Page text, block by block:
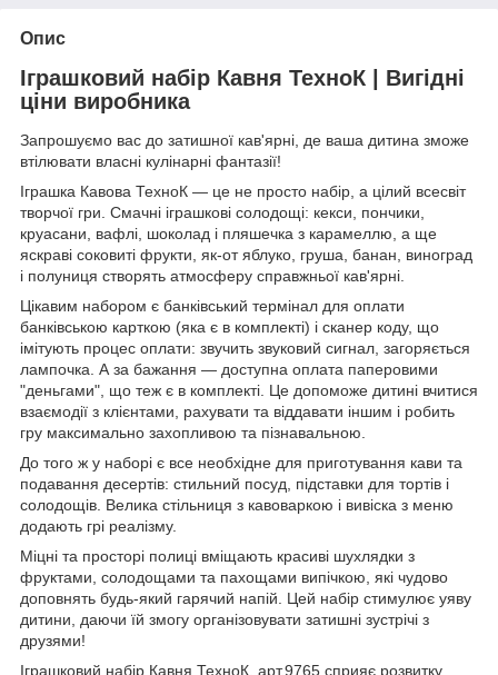
Опис
Іграшковий набір Кавня ТехноК | Вигідні
ціни виробника
Запрошуємо вас до затишної кав'ярні, де ваша дитина зможе
втілювати власні кулінарні фантазії!
Іграшка Кавова ТехноК — це не просто набір, а цілий всесвіт
творчої гри. Смачні іграшкові солодощі: кекси, пончики,
круасани, вафлі, шоколад і пляшечка з карамеллю, а ще
яскраві соковиті фрукти, як-от яблуко, груша, банан, виноград
і полуниця створять атмосферу справжньої кав'ярні.
Цікавим набором є банківський термінал для оплати
банківською карткою (яка є в комплекті) і сканер коду, що
імітують процес оплати: звучить звуковий сигнал, загоряється
лампочка. А за бажання — доступна оплата паперовими
"деньгами", що теж є в комплекті. Це допоможе дитині вчитися
взаємодії з клієнтами, рахувати та віддавати іншим і робить
гру максимально захопливою та пізнавальною.
До того ж у наборі є все необхідне для приготування кави та
подавання десертів: стильний посуд, підставки для тортів і
солодощів. Велика стільниця з кавоваркою і вивіска з меню
додають грі реалізму.
Міцні та просторі полиці вміщають красиві шухлядки з
фруктами, солодощами та пахощами випічкою, які чудово
доповнять будь-який гарячий напій. Цей набір стимулює уяву
дитини, даючи їй змогу організовувати затишні зустрічі з
друзями!
Іграшковий набір Кавня ТехноК, арт.9765 сприяє розвитку